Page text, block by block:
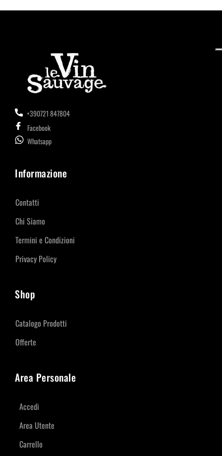
+390721 847804
Facebook
Whatsapp
Informazione
Contatti
Chi Siamo
Termini e Condizioni
Privacy Policy
Shop
Catalogo Prodotti
Offerte
Area Personale
Accedi
Area Utente
Carrello